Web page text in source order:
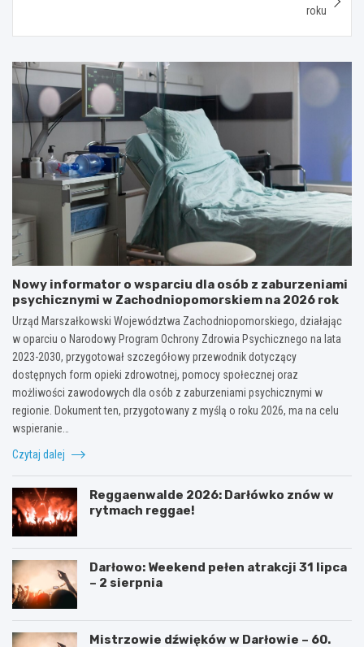
roku
Nowy informator o wsparciu dla osób z zaburzeniami
psychicznymi w Zachodniopomorskiem na 2026 rok
Urząd Marszałkowski Województwa Zachodniopomorskiego, działając
w oparciu o Narodowy Program Ochrony Zdrowia Psychicznego na lata
2023-2030, przygotował szczegółowy przewodnik dotyczący
dostępnych form opieki zdrowotnej, pomocy społecznej oraz
możliwości zawodowych dla osób z zaburzeniami psychicznymi w
regionie. Dokument ten, przygotowany z myślą o roku 2026, ma na celu
wspieranie…
Czytaj dalej
Reggaenwalde 2026: Darłówko znów w
rytmach reggae!
Darłowo: Weekend pełen atrakcji 31 lipca
– 2 sierpnia
Mistrzowie dźwięków w Darłowie – 60.